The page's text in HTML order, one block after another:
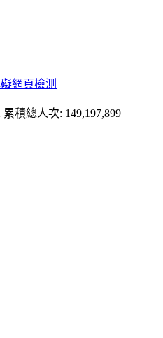
累積總人次: 149,197,899